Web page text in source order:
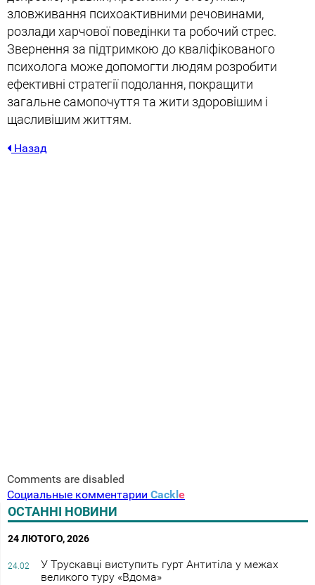
зловживання психоактивними речовинами,
розлади харчової поведінки та робочий стрес.
Звернення за підтримкою до кваліфікованого
психолога може допомогти людям розробити
ефективні стратегії подолання, покращити
загальне самопочуття та жити здоровішим і
щасливішим життям.
Назад
Comments are disabled
Социальные комментарии Cackle
ОСТАННІ НОВИНИ
24 ЛЮТОГО, 2026
24.02
У Трускавці виступить гурт Антитіла у межах
великого туру «Вдома»